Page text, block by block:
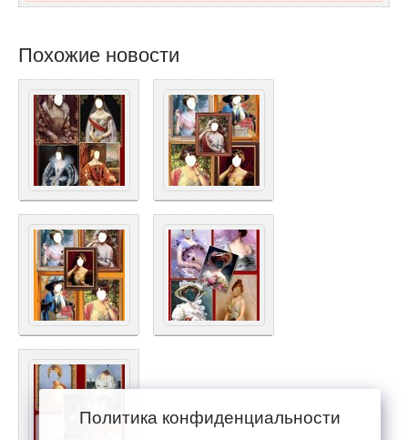
Похожие новости
Политика конфиденциальности